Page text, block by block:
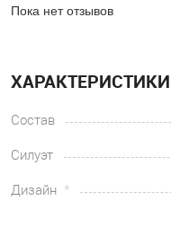
Пока нет отзывов
Состав
Силуэт
Дизайн